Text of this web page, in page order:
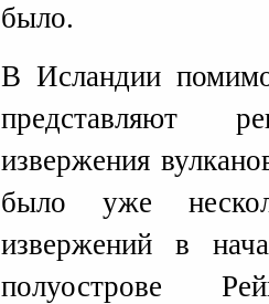
было.
В Исландии помимо
представляют
извержения
было уже
извержений в
полуострове